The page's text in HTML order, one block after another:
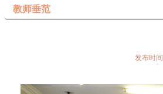
教师垂范
发布时